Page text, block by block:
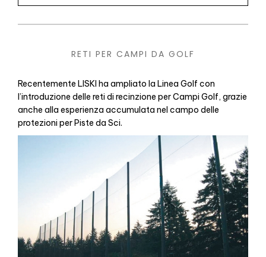
RETI PER CAMPI DA GOLF
Recentemente LISKI ha ampliato la Linea Golf con
l’introduzione delle reti di recinzione per Campi Golf, grazie
anche alla esperienza accumulata nel campo delle
protezioni per Piste da Sci.